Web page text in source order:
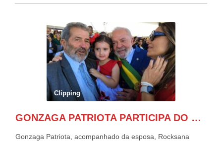
Clipping
GONZAGA PATRIOTA PARTICIPA DO DESFILE DA INDEPENDÊNCIA NO PALANQUE DA PRESIDÊNCIA DA REPÚBLICA E É ABRAÇADO POR LULA E POR GERALDO ALCKMIN.
Gonzaga Patriota, acompanhado da esposa, Rocksana